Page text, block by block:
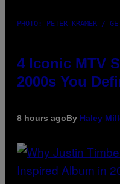
PHOTO: PETER KRAMER /
4 Iconic MTV
2000s You
8 hours agoBy Haley